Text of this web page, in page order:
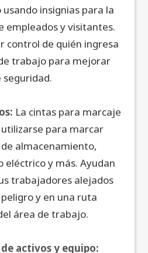
insignias para la
empleados y visitantes.
control de quién ingresa
trabajo para mejorar
seguridad.
La cintas para marcaje
para marcar
almacenamiento,
eléctrico y más. Ayudan
trabajadores alejados
y en una ruta
área de trabajo.
activos y equipo: